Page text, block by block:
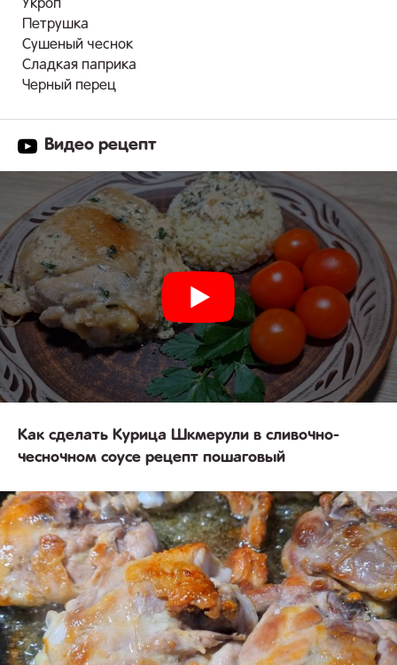
Укроп
Петрушка
Сушеный чеснок
Сладкая паприка
Черный перец
Видео рецепт
Как сделать Курица Шкмерули в сливочно-
чесночном соусе рецепт пошаговый